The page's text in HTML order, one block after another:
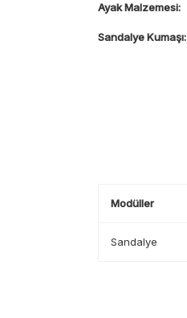
Ayak Malzemesi:
Sandalye Kumaşı:
Modüller
Sandalye